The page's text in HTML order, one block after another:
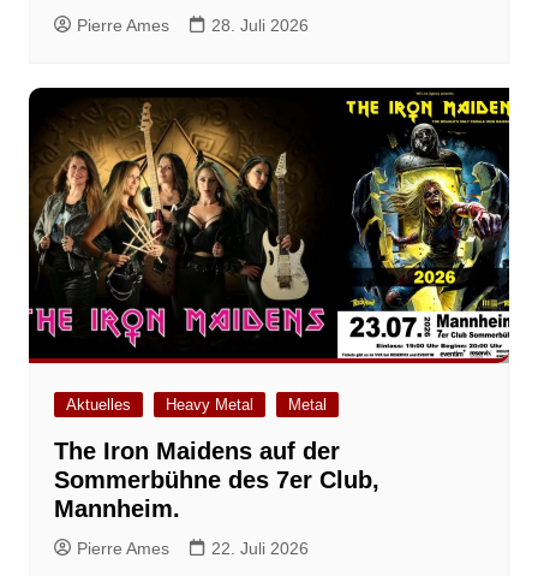
Pierre Ames 28. Juli 2026
Aktuelles Heavy Metal Metal
The Iron Maidens auf der
Sommerbühne des 7er Club,
Mannheim.
Pierre Ames 22. Juli 2026